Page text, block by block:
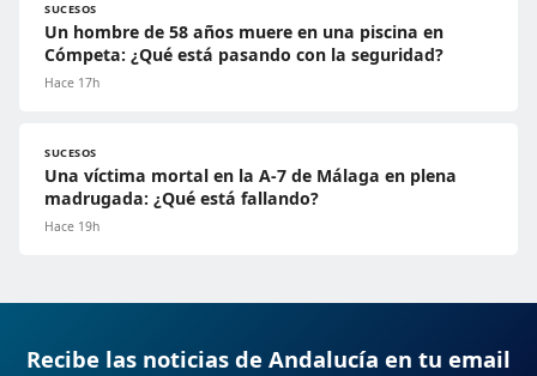
SUCESOS
Un hombre de 58 años muere en una piscina en
Cómpeta: ¿Qué está pasando con la seguridad?
Hace 17h
SUCESOS
Una víctima mortal en la A-7 de Málaga en plena
madrugada: ¿Qué está fallando?
Hace 19h
Recibe las noticias de Andalucía en tu email